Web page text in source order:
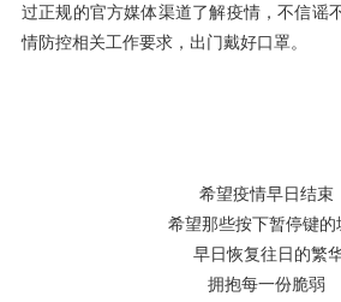
过正规的官方媒体渠道了解疫情，不信谣
情防控相关工作要求，出门戴好口罩。
希望疫情早日结束
希望那些按下暂停键的
早日恢复往日的繁
拥抱每一份脆弱